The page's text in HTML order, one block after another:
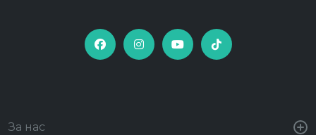
За нас